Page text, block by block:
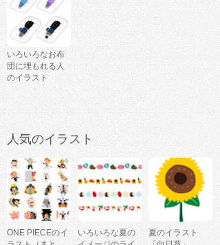
いろいろなお布
団に埋もれる人
のイラスト
人気のイラスト
ONE PIECEのイ
いろいろな夏の
夏のイラスト